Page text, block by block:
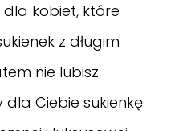
kobiet, które
z długim
nie lubisz
Ciebie sukienkę